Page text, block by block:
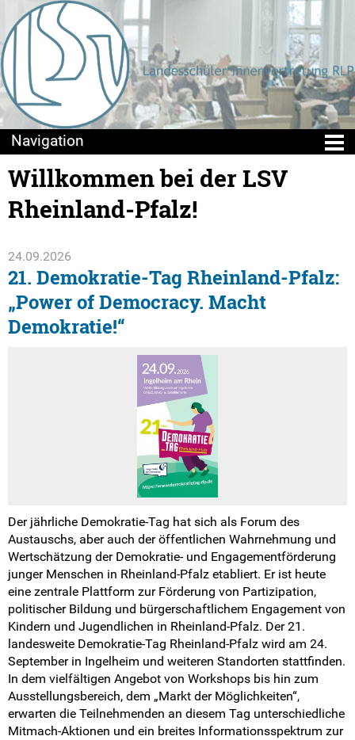
Die LSV
Positionen & Lesestoff
Mach mit!
SV-Arbeit vor Ort
Du hast Recht(e)
Intern
Willkommen bei der LSV
Rheinland-Pfalz!
24.09.2026
21. Demokratie-Tag Rheinland-Pfalz:
„Power of Democracy. Macht
Demokratie!“
Der jährliche Demokratie-Tag hat sich als Forum des
Austauschs, aber auch der öffentlichen Wahrnehmung und
Wertschätzung der Demokratie- und Engagement­förderung
junger Menschen in Rheinland-Pfalz etabliert. Er ist heute
eine zentrale Plattform zur Förderung von Partizipation,
politischer Bildung und bürgerschaft­lichem Engagement von
Kindern und Jugendlichen in Rheinland-Pfalz. Der 21.
landesweite Demokratie-Tag Rheinland-Pfalz wird am 24.
September in Ingelheim und weiteren Standorten stattfinden.
In dem vielfältigen Angebot von Workshops bis hin zum
Ausstellungs­bereich, dem „Markt der Möglichkeiten“,
erwarten die Teilnehmenden an diesem Tag unterschiedliche
Mitmach-Aktionen und ein breites Informationsspektrum zur